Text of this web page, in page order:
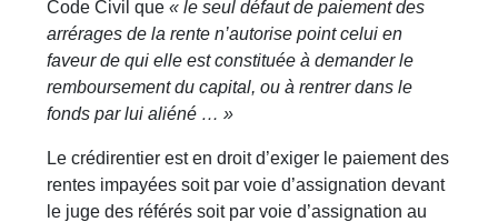
Code Civil que« le seul défaut de paiement des
arrérages de la rente n’autorise point celui en
faveur de qui elle est constituée à demander le
remboursement du capital, ou à rentrer dans le
fonds par lui aliéné … »
Le crédirentier est en droit d’exiger le paiement des
rentes impayées soit par voie d’assignation devant
le juge des référés soit par voie d’assignation au